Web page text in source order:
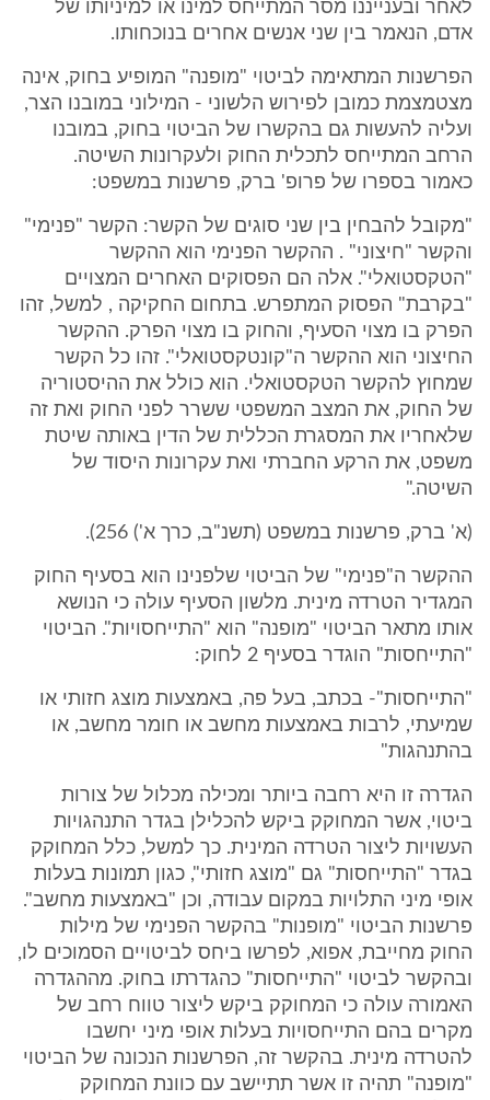
לאחר ובענייננו מסר המתייחס למינו או למיניותו של
אדם, הנאמר בין שני אנשים אחרים בנוכחותו.
הפרשנות המתאימה לביטוי "מופנה" המופיע בחוק, אינה
מצטמצמת כמובן לפירוש הלשוני - המילוני במובנו הצר,
ועליה להעשות גם בהקשרו של הביטוי בחוק, במובנו
הרחב המתייחס לתכלית החוק ולעקרונות השיטה.
כאמור בספרו של פרופ' ברק, פרשנות במשפט:
"מקובל להבחין בין שני סוגים של הקשר: הקשר "פנימי"
והקשר "חיצוני" . ההקשר הפנימי הוא ההקשר
"הטקסטואלי". אלה הם הפסוקים האחרים המצויים
"בקרבת" הפסוק המתפרש. בתחום החקיקה , למשל, זהו
הפרק בו מצוי הסעיף, והחוק בו מצוי הפרק. ההקשר
החיצוני הוא ההקשר ה"קונטקסטואלי". זהו כל הקשר
שמחוץ להקשר הטקסטואלי. הוא כולל את ההיסטוריה
של החוק, את המצב המשפטי ששרר לפני החוק ואת זה
שלאחריו את המסגרת הכללית של הדין באותה שיטת
משפט, את הרקע החברתי ואת עקרונות היסוד של
השיטה."
(א' ברק, פרשנות במשפט (תשנ"ב, כרך א') 256).
ההקשר ה"פנימי" של הביטוי שלפנינו הוא בסעיף החוק
המגדיר הטרדה מינית. מלשון הסעיף עולה כי הנושא
אותו מתאר הביטוי "מופנה" הוא "התייחסויות". הביטוי
"התייחסות" הוגדר בסעיף 2 לחוק:
"התייחסות"- בכתב, בעל פה, באמצעות מוצג חזותי או
שמיעתי, לרבות באמצעות מחשב או חומר מחשב, או
בהתנהגות"
הגדרה זו היא רחבה ביותר ומכילה מכלול של צורות
ביטוי, אשר המחוקק ביקש להכלילן בגדר התנהגויות
העשויות ליצור הטרדה המינית. כך למשל, כלל המחוקק
בגדר "התייחסות" גם "מוצג חזותי", כגון תמונות בעלות
אופי מיני התלויות במקום עבודה, וכן "באמצעות מחשב".
פרשנות הביטוי "מופנות" בהקשר הפנימי של מילות
החוק מחייבת, אפוא, לפרשו ביחס לביטויים הסמוכים לו,
ובהקשר לביטוי "התייחסות" כהגדרתו בחוק. מההגדרה
האמורה עולה כי המחוקק ביקש ליצור טווח רחב של
מקרים בהם התייחסויות בעלות אופי מיני יחשבו
להטרדה מינית. בהקשר זה, הפרשנות הנכונה של הביטוי
"מופנה" תהיה זו אשר תתיישב עם כוונת המחוקק